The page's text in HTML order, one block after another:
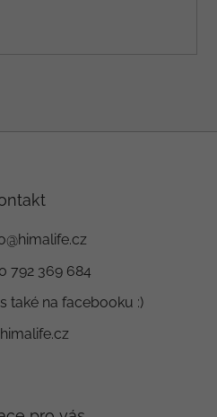
@himalife.cz
792 369 684
také na facebooku :)
himalife.cz